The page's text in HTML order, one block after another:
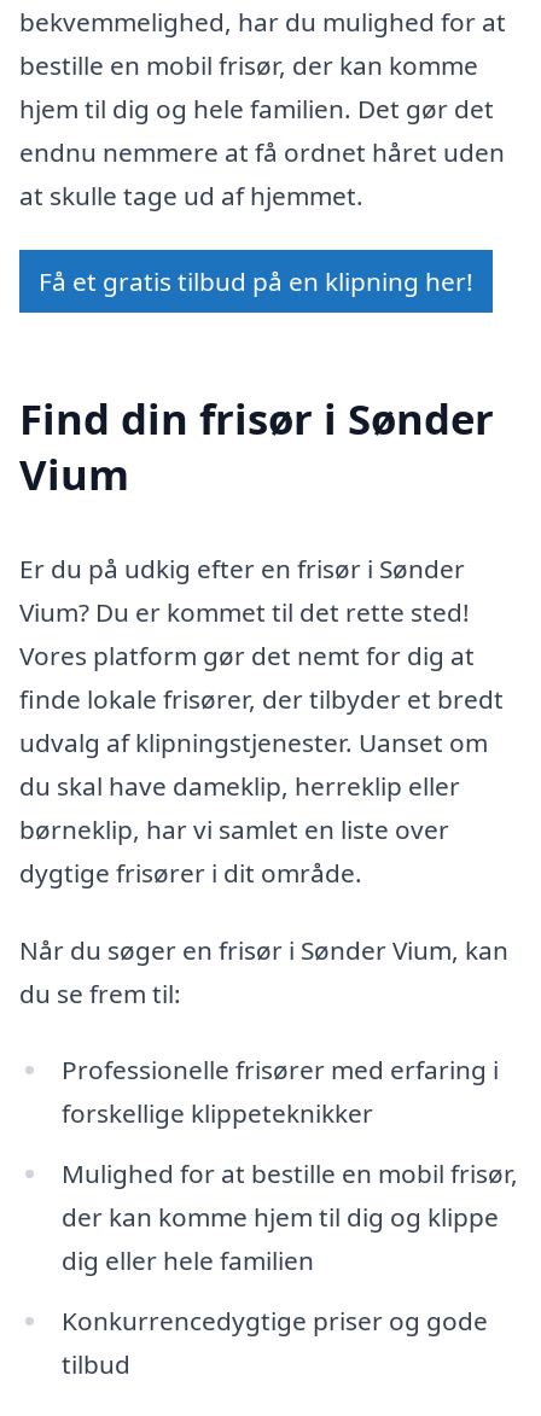
bekvemmelighed, har du mulighed for at
bestille en mobil frisør, der kan komme
hjem til dig og hele familien. Det gør det
endnu nemmere at få ordnet håret uden
at skulle tage ud af hjemmet.
Få et gratis tilbud på en klipning her!
Find din frisør i Sønder
Vium
Er du på udkig efter en frisør i Sønder
Vium? Du er kommet til det rette sted!
Vores platform gør det nemt for dig at
finde lokale frisører, der tilbyder et bredt
udvalg af klipningstjenester. Uanset om
du skal have dameklip, herreklip eller
børneklip, har vi samlet en liste over
dygtige frisører i dit område.
Når du søger en frisør i Sønder Vium, kan
du se frem til:
Professionelle frisører med erfaring i
forskellige klippeteknikker
Mulighed for at bestille en mobil frisør,
der kan komme hjem til dig og klippe
dig eller hele familien
Konkurrencedygtige priser og gode
tilbud